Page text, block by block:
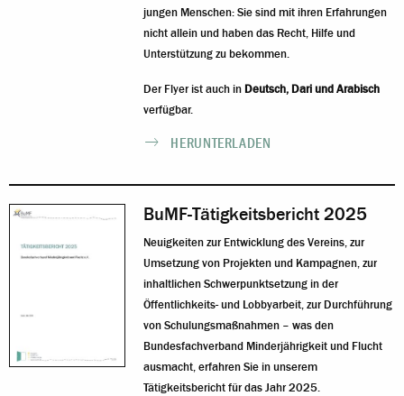
jungen Menschen: Sie sind mit ihren Erfahrungen
nicht allein und haben das Recht, Hilfe und
Unterstützung zu bekommen.
Der Flyer ist auch in Deutsch, DariundArabisch
verfügbar.
HERUNTERLADEN
BuMF-Tätigkeitsbericht 2025
Neuigkeiten zur Entwicklung des Vereins, zur
Umsetzung von Projekten und Kampagnen, zur
inhaltlichen Schwerpunktsetzung in der
Öffentlichkeits- und Lobbyarbeit, zur Durchführung
von Schulungsmaßnahmen – was den
Bundesfachverband Minderjährigkeit und Flucht
ausmacht, erfahren Sie in unserem
Tätigkeitsbericht für das Jahr 2025.